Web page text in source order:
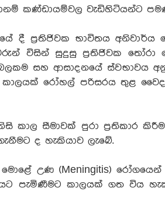
කණ්ඩායම්වල වැඩිහිටියන්ට
දී ප්‍රතිජිවක භාවිතය
විසින් සුදුසු ප්‍රතිජිවක තෝරා
සහ ආසාදනයේ ස්වභාවය
කාලයක් රෝහල් පරිසරය තුළ
කාල සීමාවක් පුරා ප්‍රතිකාර
ද හැකියාව ලැබේ.
උණ (Meningitis)
පැමිණීමට කාලයක් ගත විය